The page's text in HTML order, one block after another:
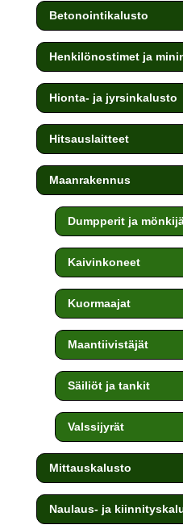
Betonointikalusto
Henkilönostimet ja
Hionta- ja jyrsinkalusto
Hitsauslaitteet
Maanrakennus
Dumpperit ja
Kaivinkoneet
Kuormaajat
Maantiivistäjät
Säiliöt ja tankit
Valssijyrät
Mittauskalusto
Naulaus- ja